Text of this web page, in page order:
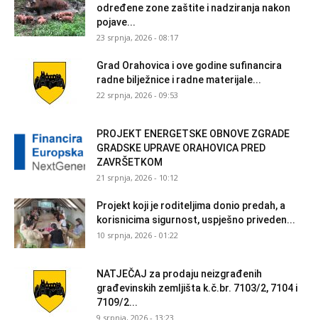
određene zone zaštite i nadziranja nakon
pojave...
23 srpnja, 2026 - 08:17
Grad Orahovica i ove godine sufinancira
radne bilježnice i radne materijale...
22 srpnja, 2026 - 09:53
PROJEKT ENERGETSKE OBNOVE ZGRADE
GRADSKE UPRAVE ORAHOVICA PRED
ZAVRŠETKOM
21 srpnja, 2026 - 10:12
Projekt koji je roditeljima donio predah, a
korisnicima sigurnost, uspješno priveden...
10 srpnja, 2026 - 01:22
NATJEČAJ za prodaju neizgrađenih
građevinskih zemljišta k.č.br. 7103/2, 7104 i
7109/2...
9 srpnja, 2026 - 13:23